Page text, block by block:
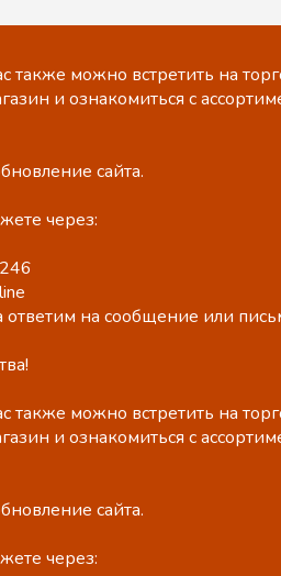
можно встретить на
и ознакомиться с
сайта.
через:
на сообщение или
можно встретить на
и ознакомиться с
сайта.
через: